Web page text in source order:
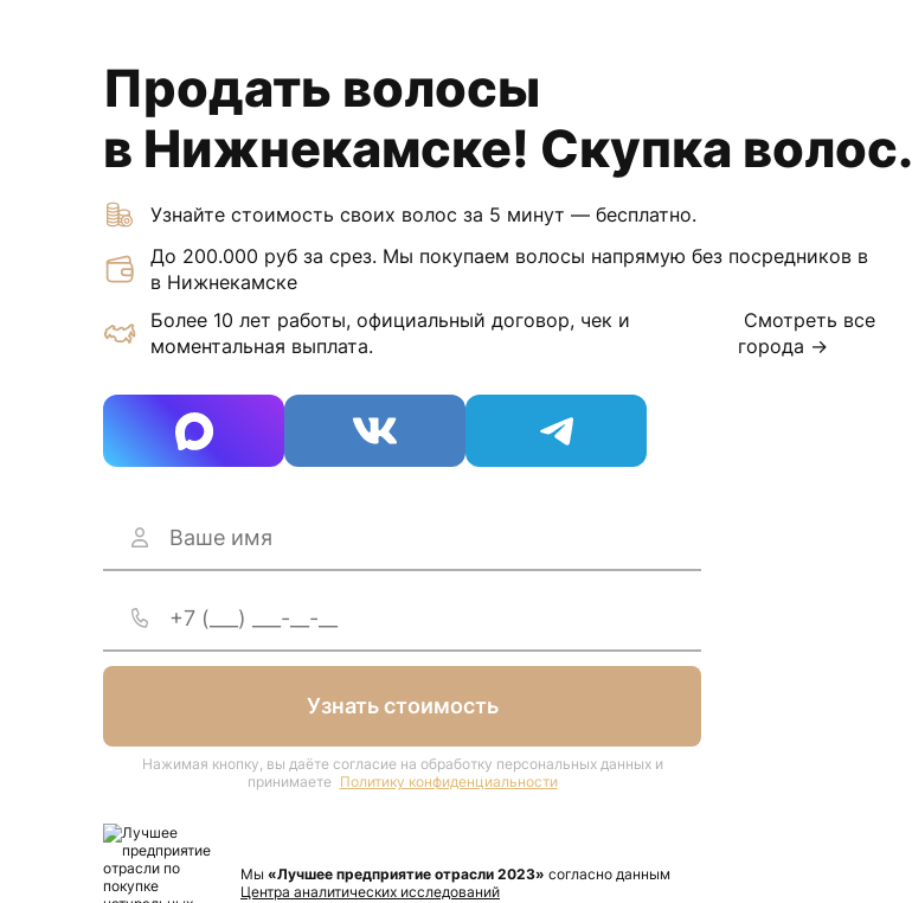
Продать волосы
в Нижнекамске! Скупка волос.
Узнайте стоимость своих волос за 5 минут — бесплатно.
До 200.000 руб за срез. Мы покупаем волосы напрямую без посредников в
в Нижнекамске
Более 10 лет работы, официальный договор, чек и
моментальная выплата.
Смотреть все
города →
Узнать стоимость
Нажимая кнопку, вы даёте согласие на обработку персональных данных и
принимаете Политику конфиденциальности
Мы «Лучшее предприятие отрасли 2023» согласно данным
Центра аналитических исследований